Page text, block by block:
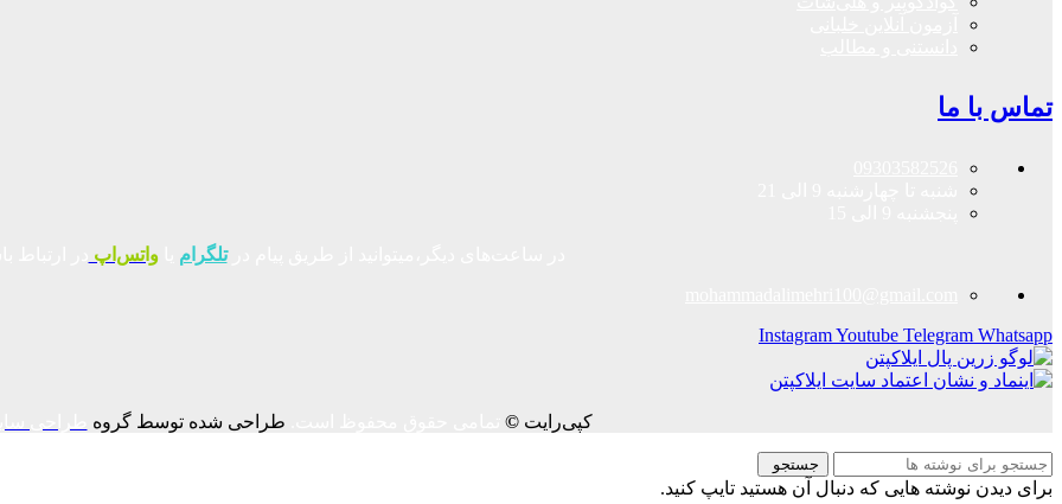
تماس با ما
در ساعت‌های دیگر،میتوانید از طریق پیام درتلگرام یاواتس‌اپ
InstagramYoutube Telegram Whatsapp
کپی‌رایت© طراحی شده توسط گروه
جستجو
برای دیدن نوشته هایی که دنبال آن هستید تایپ کنید.